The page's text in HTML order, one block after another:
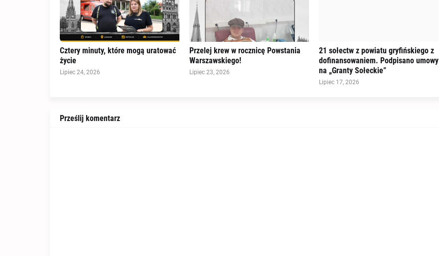
Cztery minuty, które mogą uratować
życie
Lipiec 24, 2026
Przelej krew w rocznicę Powstania
Warszawskiego!
Lipiec 23, 2026
21 sołectw z powiatu gryfińskiego z
dofinansowaniem. Podpisano umowy
na „Granty Sołeckie”
Lipiec 17, 2026
Prześlij komentarz